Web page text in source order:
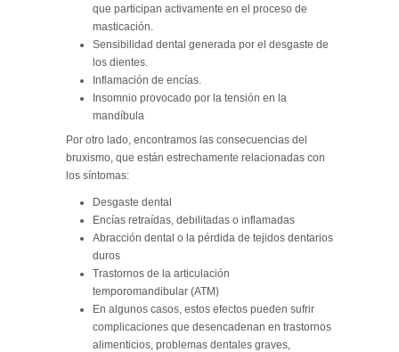
que participan activamente en el proceso de
masticación.
Sensibilidad dental generada por el desgaste de
los dientes.
Inflamación de encías.
Insomnio provocado por la tensión en la
mandíbula
Por otro lado, encontramos las consecuencias del
bruxismo, que están estrechamente relacionadas con
los síntomas:
Desgaste dental
Encías retraídas, debilitadas o inflamadas
Abracción dental o la pérdida de tejidos dentarios
duros
Trastornos de la articulación
temporomandibular (ATM)
En algunos casos, estos efectos pueden sufrir
complicaciones que desencadenan en trastornos
alimenticios, problemas dentales graves,